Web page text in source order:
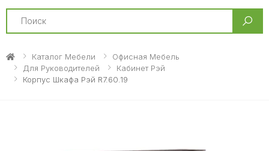
Search
Каталог Мебели
Офисная Мебель
Для Руководителей
Кабинет Рэй
Корпус Шкафа Рэй R7.60.19